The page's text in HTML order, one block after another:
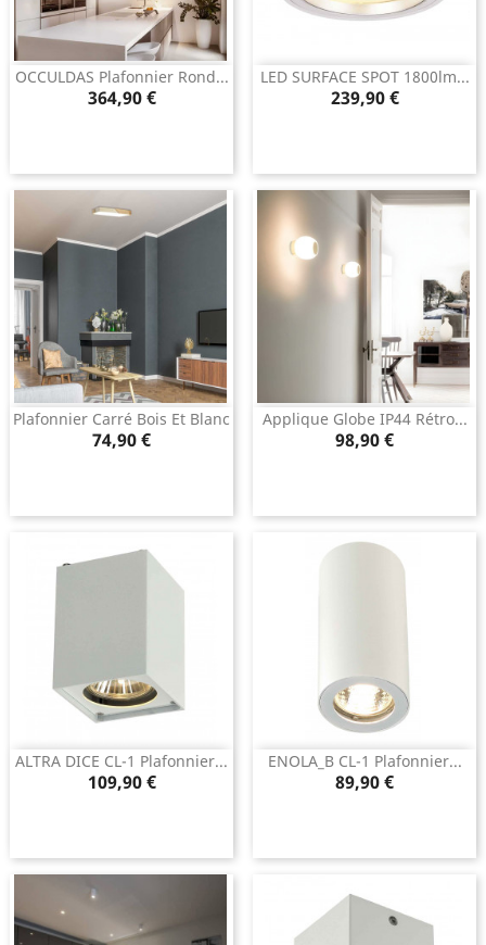
OCCULDAS Plafonnier Rond...
Prix
364,90 €
LED SURFACE SPOT 1800lm...
Prix
239,90 €
Plafonnier Carré Bois Et Blanc
Prix
74,90 €
Applique Globe IP44 Rétro...
Prix
98,90 €
ALTRA DICE CL-1 Plafonnier...
Prix
109,90 €
ENOLA_B CL-1 Plafonnier...
Prix
89,90 €